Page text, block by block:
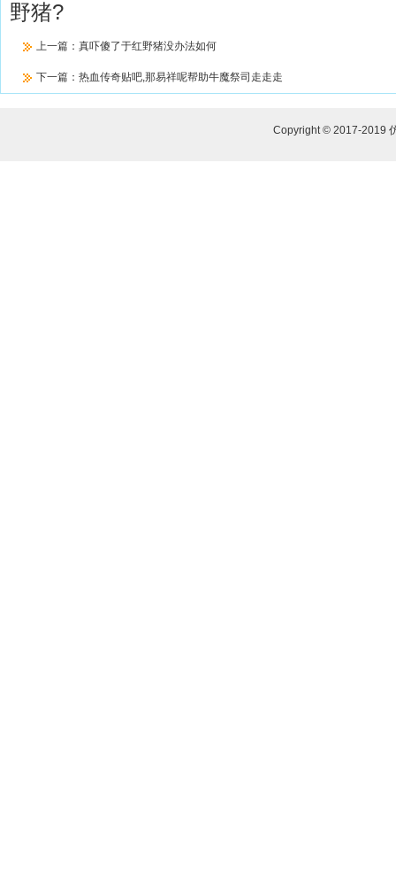
野猪?
上一篇： 真吓傻了于红野猪没办法如何
下一篇： 热血传奇贴吧,那易祥呢帮助牛魔祭司走走走
Copyright © 2017-2019